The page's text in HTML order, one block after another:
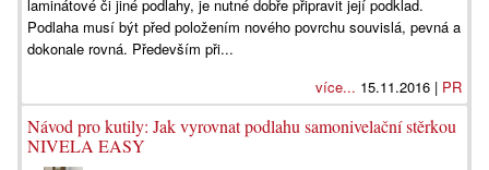
laminátové či jiné podlahy, je nutné dobře připravit její podklad.
Podlaha musí být před položením nového povrchu souvislá, pevná a
dokonale rovná. Především při...
více... 15.11.2016 | PR
Návod pro kutily: Jak vyrovnat podlahu samonivelační stěrkou
NIVELA EASY